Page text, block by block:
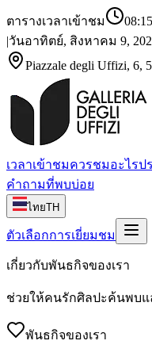
ตารางเวลาเข้าชม
|วันอาทิตย์, สิงหาคม 9,
Piazzale degli Uffizi,
เวลาเข้าชมควรชมอะไรป
คำถามที่พบบ่อย
ไทยTH
ตัวเลือกการเยี่ยมชม
เกี่ยวกับพันธกิจของเรา
ช่วยให้คนรักศิลปะค้นพบ
พันธกิจของเรา